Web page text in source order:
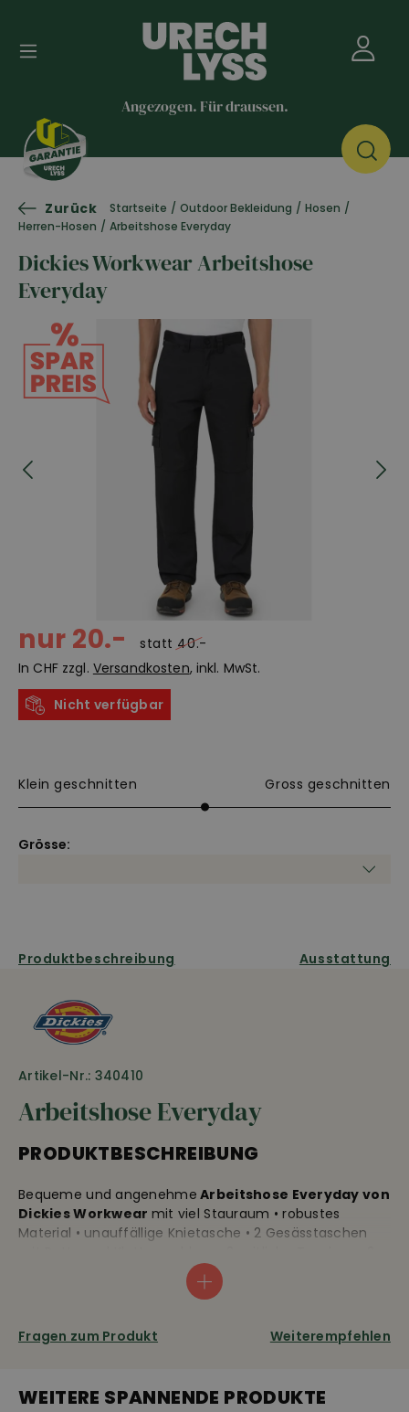
Angezogen. Für draussen.
Zurück Startseite / Outdoor Bekleidung / Hosen /
Herren-Hosen / Arbeitshose Everyday
Dickies Workwear Arbeitshose
Everyday
nur 20.- statt 40.-
In CHF zzgl. Versandkosten, inkl. MwSt.
Nicht verfügbar
Klein geschnitten Gross geschnitten
Grösse:
Produktbeschreibung Ausstattung
Artikel-Nr.: 340410
Arbeitshose Everyday
PRODUKTBESCHREIBUNG
Bequeme und angenehme Arbeitshose Everyday von
Dickies Workwear mit viel Stauraum • robustes
Material • unauffällige Knietasche • 2 Gesässtaschen
Beintaschen mit Patte und Klettverschluss • Material:
65% Polyester, 35% Baumwolle • Länge ca. 80cm •
Knietaschen
Fragen zum Produkt Weiterempfehlen
WEITERE SPANNENDE PRODUKTE